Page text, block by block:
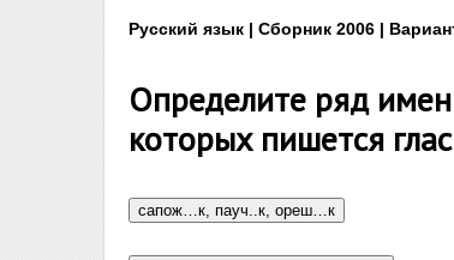
Русский язык | Сборник 2006 |
Определите ряд
которых пишется